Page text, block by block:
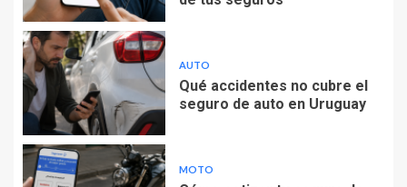
AUTO
Qué accidentes no cubre el
seguro de auto en Uruguay
MOTO